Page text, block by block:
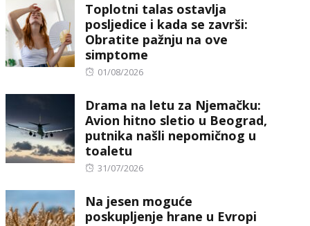
Toplotni talas ostavlja
posljedice i kada se završi:
Obratite pažnju na ove
simptome
Posted
01/08/2026
Drama na letu za Njemačku:
Avion hitno sletio u Beograd,
putnika našli nepomičnog u
toaletu
Posted
31/07/2026
Na jesen moguće
poskupljenje hrane u Evropi